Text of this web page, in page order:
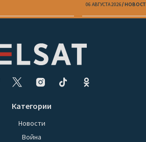
06 АВГУСТА 2026
Категории
Новости
Война